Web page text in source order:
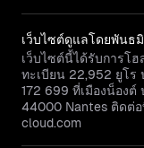
เว็บไซต์ดูแลโดยพันธ
เว็บไซต์นี้ได้รับการโฮ
ทะเบียน 22,952 ยูโร
172 699 ที่เมืองน็องต์
44000 Nantes ติดต่
cloud.com